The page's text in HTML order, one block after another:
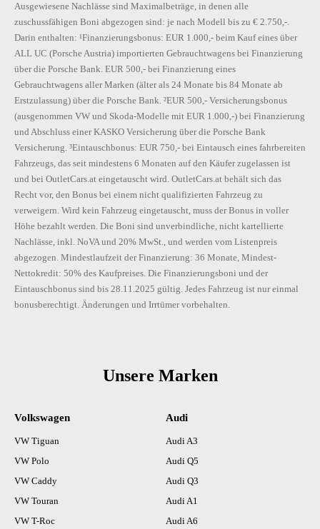
Ausgewiesene Nachlässe sind Maximalbeträge, in denen alle
zuschussfähigen Boni abgezogen sind: je nach Modell bis zu € 2.750,-.
Darin enthalten: ¹Finanzierungsbonus: EUR 1.000,- beim Kauf eines über
ALL UC (Porsche Austria) importierten Gebrauchtwagens bei Finanzierung
über die Porsche Bank. EUR 500,- bei Finanzierung eines
Gebrauchtwagens aller Marken (älter als 24 Monate bis 84 Monate ab
Erstzulassung) über die Porsche Bank. ²EUR 500,- Versicherungsbonus
(ausgenommen VW und Skoda-Modelle mit EUR 1.000,-) bei Finanzierung
und Abschluss einer KASKO Versicherung über die Porsche Bank
Versicherung. ³Eintauschbonus: EUR 750,- bei Eintausch eines fahrbereiten
Fahrzeugs, das seit mindestens 6 Monaten auf den Käufer zugelassen ist
und bei OutletCars.at eingetauscht wird. OutletCars.at behält sich das
Recht vor, den Bonus bei einem nicht qualifizierten Fahrzeug zu
verweigern. Wird kein Fahrzeug eingetauscht, muss der Bonus in voller
Höhe bezahlt werden. Die Boni sind unverbindliche, nicht kartellierte
Nachlässe, inkl. NoVA und 20% MwSt., und werden vom Listenpreis
abgezogen. Mindestlaufzeit der Finanzierung: 36 Monate, Mindest-
Nettokredit: 50% des Kaufpreises. Die Finanzierungsboni und der
Eintauschbonus sind bis 28.11.2025 gültig. Jedes Fahrzeug ist nur einmal
bonusberechtigt. Änderungen und Irrtümer vorbehalten.
Unsere Marken
Volkswagen
VW Tiguan
VW Polo
VW Caddy
VW Touran
VW T-Roc
Audi
Audi A3
Audi Q5
Audi Q3
Audi A1
Audi A6